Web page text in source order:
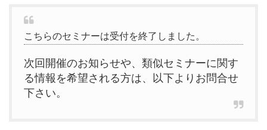
こちらのセミナーは受付を終了しました。
次回開催のお知らせや、類似セミナーに関す
る情報を希望される方は、以下よりお問合せ
下さい。